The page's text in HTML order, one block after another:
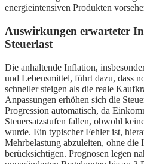
energieintensiven Produkten
Auswirkungen erwarteter
Steuerlast
Die anhaltende Inflation,
und Lebensmittel, führt dazu, dass
schneller steigen als die reale
Anpassungen erhöhen sich die
Progression automatisch, da
Steuersatzstufen fallen, obwohl
wurde. Ein typischer Fehler ist,
Mehrbelastung abzuleiten, ohne die
berücksichtigen. Prognosen legen